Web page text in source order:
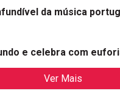
da música
e celebra com
Ver Mais